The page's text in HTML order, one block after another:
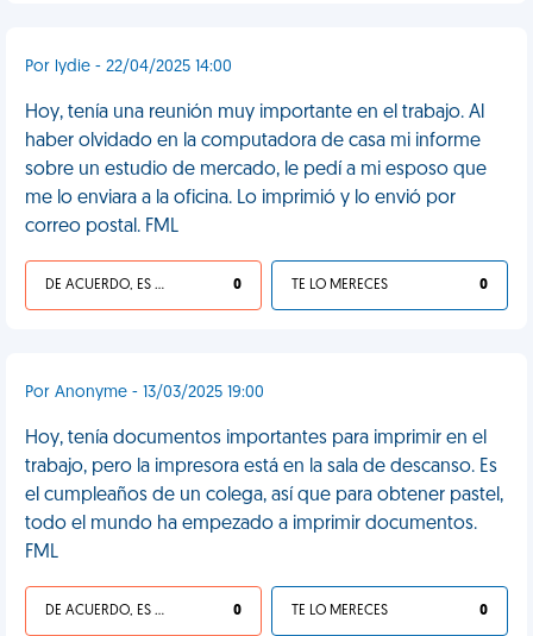
Por lydie - 22/04/2025 14:00
Hoy, tenía una reunión muy importante en el trabajo. Al
haber olvidado en la computadora de casa mi informe
sobre un estudio de mercado, le pedí a mi esposo que
me lo enviara a la oficina. Lo imprimió y lo envió por
correo postal. FML
DE ACUERDO, ES UNA VIDA HP 0 TE LO MERECES 0
Por Anonyme - 13/03/2025 19:00
Hoy, tenía documentos importantes para imprimir en el
trabajo, pero la impresora está en la sala de descanso. Es
el cumpleaños de un colega, así que para obtener pastel,
todo el mundo ha empezado a imprimir documentos.
FML
DE ACUERDO, ES UNA VIDA HP 0 TE LO MERECES 0